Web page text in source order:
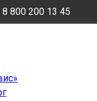
8 800 200 13 45